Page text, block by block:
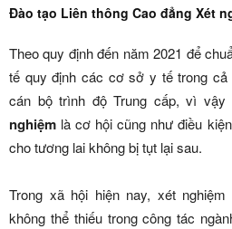
Đào tạo Liên thông Cao đẳng Xét
Theo quy định đến năm 2021 để
tế quy định các cơ sở y tế trong
cán bộ trình độ Trung cấp, vì vậy
nghiệm là cơ hội cũng như điều
cho tương lai không bị tụt lại sau.
Trong xã hội hiện nay, xét
không thể thiếu trong công tác